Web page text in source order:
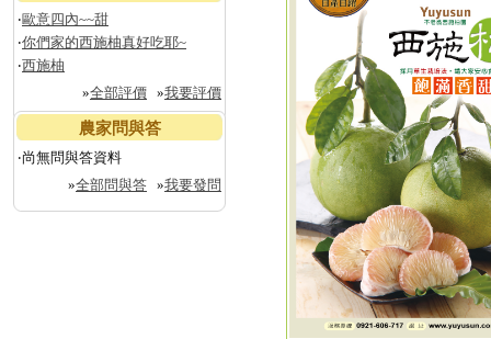
‧歐意四內~~甜
‧你們家的西施柚真好吃耶~
‧西施柚
»全部評價 »我要評價
農家問與答
‧尚無問與答資料
»全部問與答 »我要發問